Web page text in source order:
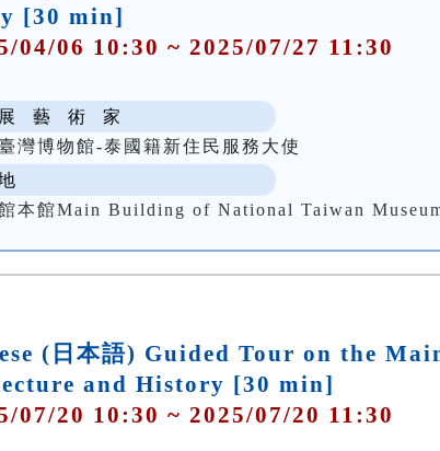
[30 min]
04/06 10:30 ~ 2025/07/27 11:30
藝 術 家
灣博物館-泰國籍新住民服務大使
本館Main Building of National Taiwan
(日本語) Guided Tour on the
and History [30 min]
07/20 10:30 ~ 2025/07/20 11:30